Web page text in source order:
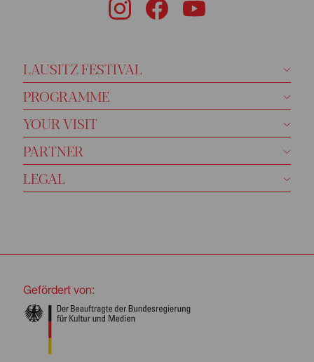
LAUSITZ FESTIVAL
PROGRAMME
YOUR VISIT
PARTNER
LEGAL
Gefördert von: